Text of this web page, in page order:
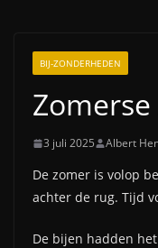
BIJ-ZONDERHEDEN
3 juli 2025 Albert
De zomer is volop
achter de rug. Tijd
De bijen hadden